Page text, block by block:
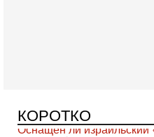
КОРОТКО
АХИ «Дракон» (Drakon),
субмариной в истории